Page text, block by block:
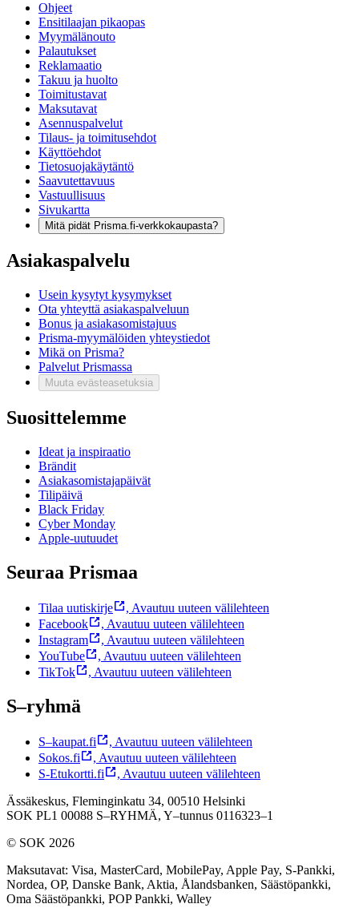
Ohjeet
Ensitilaajan pikaopas
Myymälänouto
Palautukset
Reklamaatio
Takuu ja huolto
Toimitustavat
Maksutavat
Asennuspalvelut
Tilaus- ja toimitusehdot
Käyttöehdot
Tietosuojakäytäntö
Saavutettavuus
Vastuullisuus
Sivukartta
Mitä pidät Prisma.fi-verkkokaupasta?
Asiakaspalvelu
Usein kysytyt kysymykset
Ota yhteyttä asiakaspalveluun
Bonus ja asiakasomistajuus
Prisma-myymälöiden yhteystiedot
Mikä on Prisma?
Palvelut Prismassa
Muuta evästeasetuksia
Suosittelemme
Ideat ja inspiraatio
Brändit
Asiakasomistajapäivät
Tilipäivä
Black Friday
Cyber Monday
Apple-uutuudet
Seuraa Prismaa
Tilaa uutiskirje , Avautuu uuteen välilehteen
Facebook
, Avautuu uuteen välilehteen
Instagram
, Avautuu uuteen välilehteen
YouTube
, Avautuu uuteen välilehteen
TikTok
, Avautuu uuteen välilehteen
S–ryhmä
S–kaupat.fi , Avautuu uuteen välilehteen
Sokos.fi
, Avautuu uuteen välilehteen
S-Etukortti.fi
, Avautuu uuteen välilehteen
Ässäkeskus, Fleminginkatu 34, 00510 Helsinki
SOK PL1 00088 S–RYHMÄ, Y–tunnus 0116323–1
© SOK 2026
Maksutavat: Visa, MasterCard, MobilePay, Apple Pay, S-Pankki,
Nordea, OP, Danske Bank, Aktia, Ålandsbanken, Säästöpankki,
Oma Säästöpankki, POP Pankki, Walley